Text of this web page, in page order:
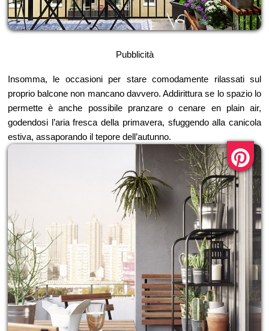
Pubblicità
Insomma, le occasioni per stare comodamente rilassati sul
proprio balcone non mancano davvero. Addirittura se lo spazio lo
permette è anche possibile pranzare o cenare en plain air,
godendosi l’aria fresca della primavera, sfuggendo alla canicola
estiva, assaporando il tepore dell’autunno.